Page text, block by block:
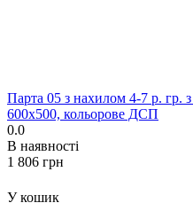
Парта 05 з нахилом 4-7 р. гр.
600x500, кольорове ДСП
0.0
В наявності
‍1 806‍ грн
У кошик